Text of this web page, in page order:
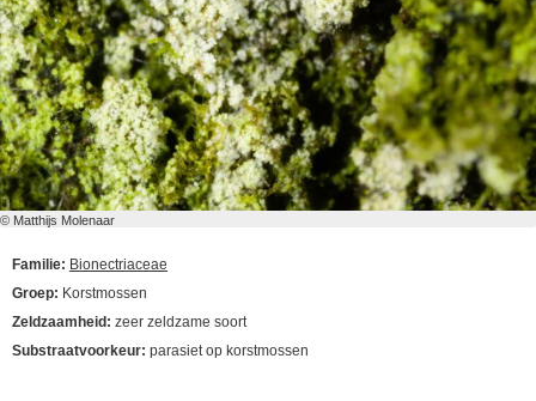
© Matthijs Molenaar
Familie: Bionectriaceae
Groep: Korstmossen
Zeldzaamheid: zeer zeldzame soort
Substraatvoorkeur: parasiet op korstmossen